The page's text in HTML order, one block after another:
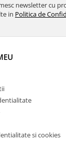
newsletter cu
in Politica de
si cookies